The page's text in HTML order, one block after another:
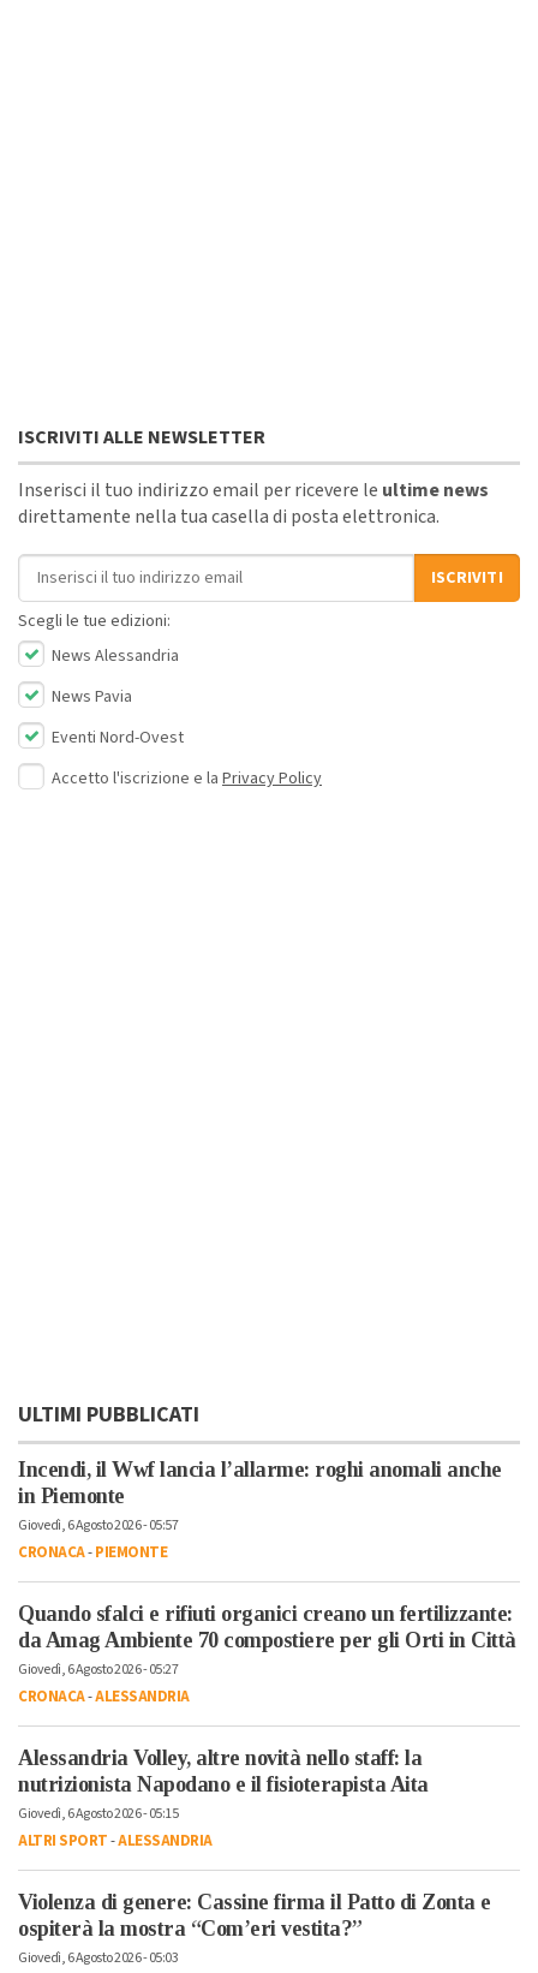
ISCRIVITI ALLE NEWSLETTER
Inserisci il tuo indirizzo email per ricevere le ultime news
direttamente nella tua casella di posta elettronica.
Indirizzo email
ISCRIVITI
Scegli le tue edizioni:
News Alessandria
News Pavia
Eventi Nord-Ovest
Accetto l'iscrizione e la Privacy Policy
ULTIMI PUBBLICATI
Incendi, il Wwf lancia l’allarme: roghi anomali anche
in Piemonte
Giovedì, 6 Agosto 2026 - 05:57
CRONACA-PIEMONTE
Quando sfalci e rifiuti organici creano un fertilizzante:
da Amag Ambiente 70 compostiere per gli Orti in Città
Giovedì, 6 Agosto 2026 - 05:27
CRONACA-ALESSANDRIA
Alessandria Volley, altre novità nello staff: la
nutrizionista Napodano e il fisioterapista Aita
Giovedì, 6 Agosto 2026 - 05:15
ALTRI SPORT-ALESSANDRIA
Violenza di genere: Cassine firma il Patto di Zonta e
ospiterà la mostra “Com’eri vestita?”
Giovedì, 6 Agosto 2026 - 05:03